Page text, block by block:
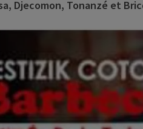
Djecomon, Tonanzé et